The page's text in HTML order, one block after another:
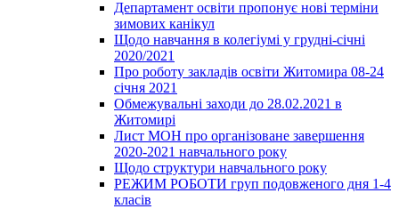
Департамент освіти пропонує нові терміни
зимових канікул
Щодо навчання в колегіумі у грудні-січні
2020/2021
Про роботу закладів освіти Житомира 08-24
січня 2021
Обмежувальні заходи до 28.02.2021 в
Житомирі
Лист МОН про організоване завершення
2020-2021 навчального року
Щодо структури навчального року
РЕЖИМ РОБОТИ груп подовженого дня 1-4
класів